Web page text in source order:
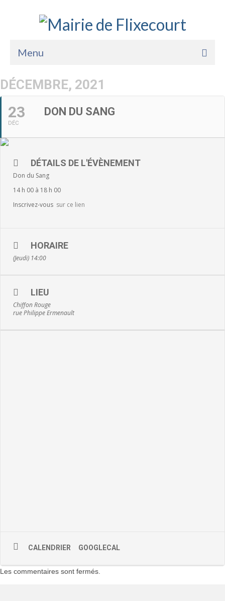
Menu
Accueil
Enfance Jeunesse
DÉCEMBRE, 2021
23
DÉC
DON DU SANG
DÉTAILS DE L'ÉVÈNEMENT
Don du Sang
14 h 00 à 18 h 00
Inscrivez-vous sur ce lien
HORAIRE
(Jeudi) 14:00
LIEU
Chiffon Rouge
rue Philippe Ermenault
CALENDRIER GOOGLECAL
Les commentaires sont fermés.